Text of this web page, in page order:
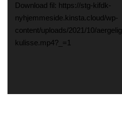
Download fil: https://stg-kifdk-
nyhjemmeside.kinsta.cloud/wp-
content/uploads/2021/10/
kulisse.mp4?_=1